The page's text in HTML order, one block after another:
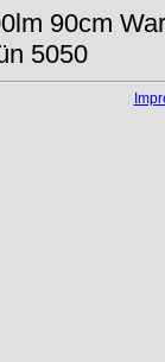
90cm
5050